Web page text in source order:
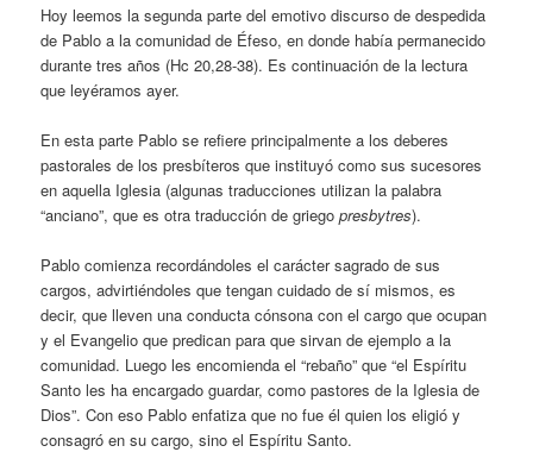
Hoy leemos la segunda parte del emotivo discurso de despedida
de Pablo a la comunidad de Éfeso, en donde había permanecido
durante tres años (Hc 20,28-38). Es continuación de la lectura
que leyéramos ayer.
En esta parte Pablo se refiere principalmente a los deberes
pastorales de los presbíteros que instituyó como sus sucesores
en aquella Iglesia (algunas traducciones utilizan la palabra
“anciano”, que es otra traducción de griegopresbytres).
Pablo comienza recordándoles el carácter sagrado de sus
cargos, advirtiéndoles que tengan cuidado de sí mismos, es
decir, que lleven una conducta cónsona con el cargo que ocupan
y el Evangelio que predican para que sirvan de ejemplo a la
comunidad. Luego les encomienda el “rebaño” que “el Espíritu
Santo les ha encargado guardar, como pastores de la Iglesia de
Dios”. Con eso Pablo enfatiza que no fue él quien los eligió y
consagró en su cargo, sino el Espíritu Santo.